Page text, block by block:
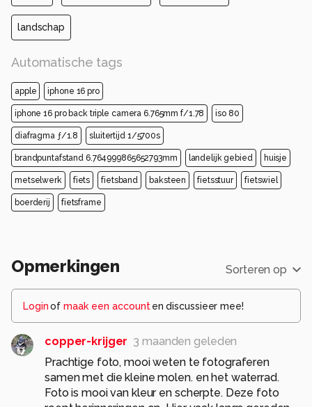
landschap
Automatische tags
apple iphone 16 pro
iphone 16 pro back triple camera 6.765mm f/1.78 iso 80
diafragma ƒ/1.8 sluitertijd 1/5700s
brandpuntafstand 6.764999865652793mm landelijk gebied huisje
metselwerk fiets fietsband baksteen fietsstuur fietswiel
boerderij fietsframe
Opmerkingen Sorteren op
Loginof maak een account en discussieer mee!
copper-krijger 3 maanden geleden
Prachtige foto, mooi weten te fotograferen
samen met die kleine molen. en het waterrad.
Foto is mooi van kleur en scherpte. Deze foto